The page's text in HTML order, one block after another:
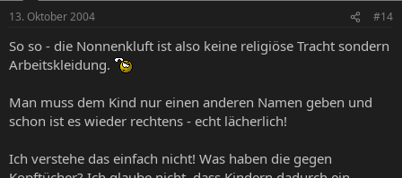
13. Oktober 2004 #14
So so - die Nonnenkluft ist also keine religiöse Tracht sondern
Arbeitskleidung.
Man muss dem Kind nur einen anderen Namen geben und
schon ist es wieder rechtens - echt lächerlich!
Ich verstehe das einfach nicht! Was haben die gegen